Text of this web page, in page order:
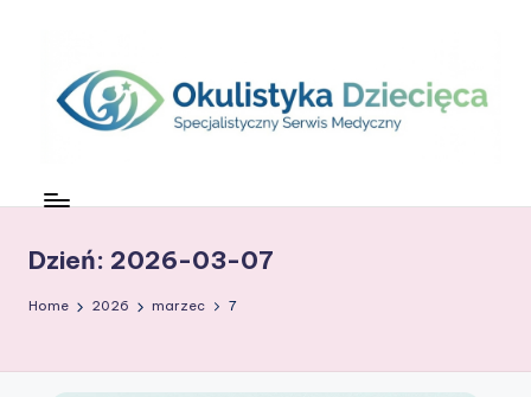
content
z
k
w
Dzień: 2026-03-07
Home 2026 marzec 7